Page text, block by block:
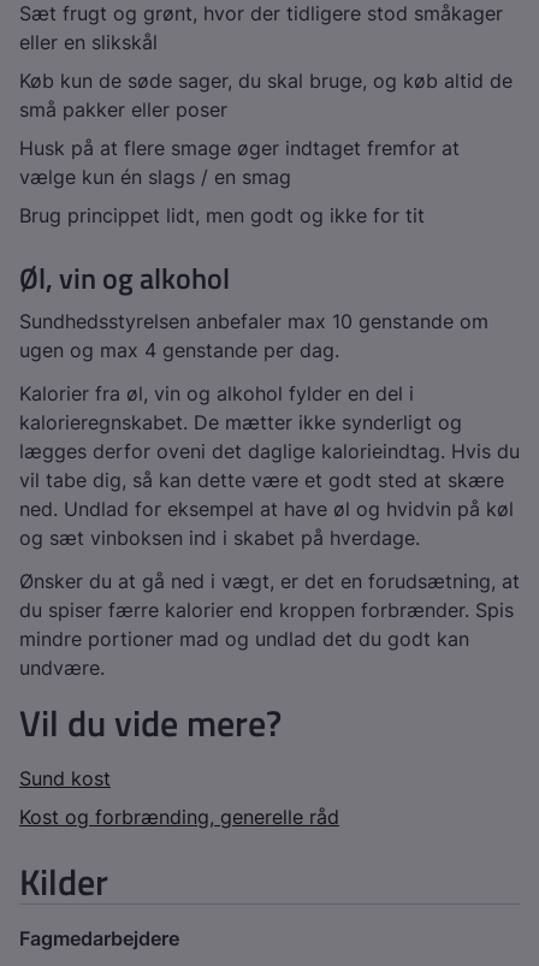
Sæt frugt og grønt, hvor der tidligere stod småkager
eller en slikskål
Køb kun de søde sager, du skal bruge, og køb altid de
små pakker eller poser
Husk på at flere smage øger indtaget fremfor at
vælge kun én slags / en smag
Brug princippet lidt, men godt og ikke for tit
Øl, vin og alkohol
Sundhedsstyrelsen anbefaler max 10 genstande om
ugen og max 4 genstande per dag.
Kalorier fra øl, vin og alkohol fylder en del i
kalorieregnskabet. De mætter ikke synderligt og
lægges derfor oveni det daglige kalorieindtag. Hvis du
vil tabe dig, så kan dette være et godt sted at skære
ned. Undlad for eksempel at have øl og hvidvin på køl
og sæt vinboksen ind i skabet på hverdage.
Ønsker du at gå ned i vægt, er det en forudsætning, at
du spiser færre kalorier end kroppen forbrænder. Spis
mindre portioner mad og undlad det du godt kan
undvære.
Vil du vide mere?
Sund kost
Kost og forbrænding, generelle råd
Kilder
Fagmedarbejdere